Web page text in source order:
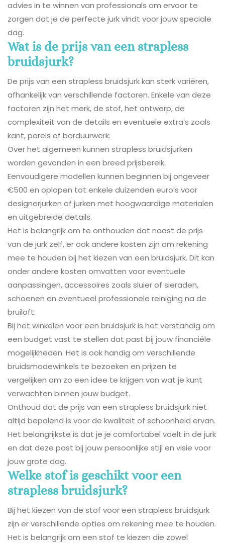
advies in te winnen van professionals om ervoor te
zorgen dat je de perfecte jurk vindt voor jouw speciale
dag.
Wat is de prijs van een strapless
bruidsjurk?
De prijs van een strapless bruidsjurk kan sterk variëren,
afhankelijk van verschillende factoren. Enkele van deze
factoren zijn het merk, de stof, het ontwerp, de
complexiteit van de details en eventuele extra’s zoals
kant, parels of borduurwerk.
Over het algemeen kunnen strapless bruidsjurken
worden gevonden in een breed prijsbereik.
Eenvoudigere modellen kunnen beginnen bij ongeveer
€500 en oplopen tot enkele duizenden euro’s voor
designerjurken of jurken met hoogwaardige materialen
en uitgebreide details.
Het is belangrijk om te onthouden dat naast de prijs
van de jurk zelf, er ook andere kosten zijn om rekening
mee te houden bij het kiezen van een bruidsjurk. Dit kan
onder andere kosten omvatten voor eventuele
aanpassingen, accessoires zoals sluier of sieraden,
schoenen en eventueel professionele reiniging na de
bruiloft.
Bij het winkelen voor een bruidsjurk is het verstandig om
een budget vast te stellen dat past bij jouw financiële
mogelijkheden. Het is ook handig om verschillende
bruidsmodewinkels te bezoeken en prijzen te
vergelijken om zo een idee te krijgen van wat je kunt
verwachten binnen jouw budget.
Onthoud dat de prijs van een strapless bruidsjurk niet
altijd bepalend is voor de kwaliteit of schoonheid ervan.
Het belangrijkste is dat je je comfortabel voelt in de jurk
en dat deze past bij jouw persoonlijke stijl en visie voor
jouw grote dag.
Welke stof is geschikt voor een
strapless bruidsjurk?
Bij het kiezen van de stof voor een strapless bruidsjurk
zijn er verschillende opties om rekening mee te houden.
Het is belangrijk om een stof te kiezen die zowel